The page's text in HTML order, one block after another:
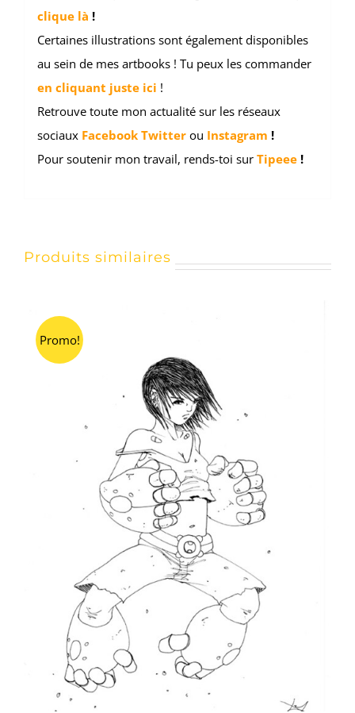
clique là !
Certaines illustrations sont également disponibles
au sein de mes artbooks ! Tu peux les commander
en cliquant juste ici !
Retrouve toute mon actualité sur les réseaux
sociaux Facebook Twitter ou Instagram !
Pour soutenir mon travail, rends-toi sur Tipeee !
Produits similaires
Promo!